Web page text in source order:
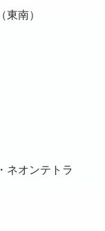
東南）
ネオンテトラ